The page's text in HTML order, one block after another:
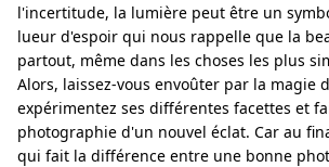
l'incertitude, la lumière peut être un
lueur d'espoir qui nous rappelle que la
partout, même dans les choses les plus
Alors, laissez-vous envoûter par la magie
expérimentez ses différentes facettes et
photographie d'un nouvel éclat. Car au
qui fait la différence entre une bonne